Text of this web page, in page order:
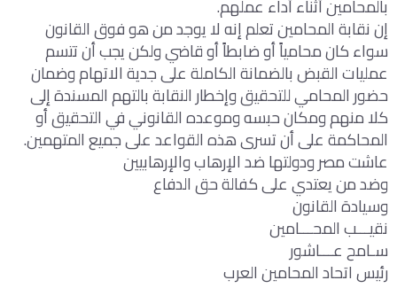
بالمحامين أثناء أداء عملهم.
إن نقابة المحامين تعلم إنه لا يوجد من هو فوق القانون
سواء كان محامياً أو ضابطاً أو قاضي ولكن يجب أن تتسم
عمليات القبض بالضمانة الكاملة على جدية الاتهام وضمان
حضور المحامي للتحقيق وإخطار النقابة بالتهم المسندة إلى
كلا منهم ومكان حبسه وموعده القانوني في التحقيق أو
المحاكمة على أن تسرى هذه القواعد على جميع المتهمين.
عاشت مصر ودولتها ضد الإرهاب والإرهابيين
وضد من يعتدي على كفالة حق الدفاع
وسيادة القانون
نقيـــب المحـــامين
سـامح عـــاشور
رئيس اتحاد المحامين العرب